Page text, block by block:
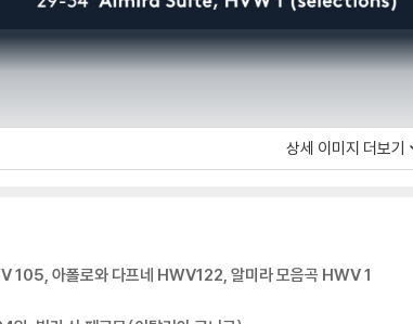
상세 이미지 더보기
105, 아폴로와 다프네 HWV122, 알미라 모음곡 HWV 1